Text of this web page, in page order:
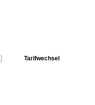
Tarifwechsel